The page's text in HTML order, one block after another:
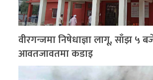
वीरगन्जमा निषेधाज्ञा लागू, साँझ ५
आवतजावतमा कडाइ